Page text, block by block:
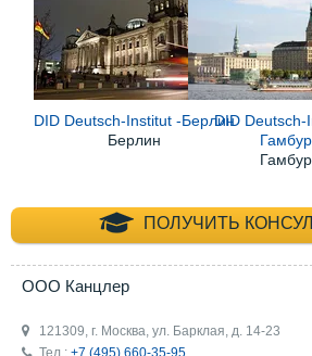
DID Deutsch-Institut -Берлин
Берлин
DID Deutsch-
ПОЛУЧИТЬ +7
ООО Канцлер
121309, г. Москва, ул. Барклая, д. 14-23
Тел.: +7 (495) 660-35-95